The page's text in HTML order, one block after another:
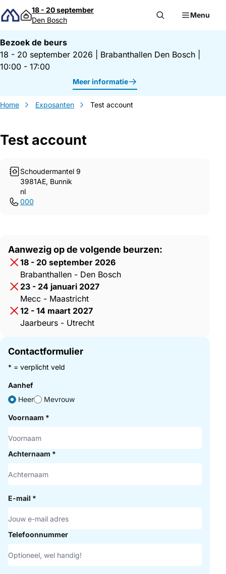
Direct naar inhoud
18 - 20 september
Den Bosch
Menu
Bezoek de beurs
18 - 20 september 2026
Brabanthallen Den Bosch
10:00 - 17:00
Meer informatie
Home Exposanten Test account
Test account
Schoudermantel 9
3981AE, Bunnik
nl
000
Aanwezig op de volgende beurzen:
18 - 20 september 2026
Brabanthallen - Den Bosch
23 - 24 januari 2027
Mecc - Maastricht
12 - 14 maart 2027
Jaarbeurs - Utrecht
Contactformulier
* = verplicht veld
Aanhef
Heer
Mevrouw
Voornaam *
Achternaam *
E-mail *
Telefoonnummer